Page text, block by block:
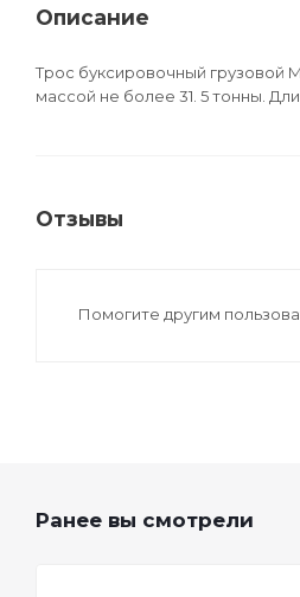
Описание
Трос буксировочный грузовой
массой не более 31. 5 тонны.
Отзывы
Помогите другим
Ранее вы смотрели